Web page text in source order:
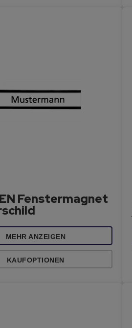
Fenstermagnet
MEHR ANZEIGEN
KAUFOPTIONEN